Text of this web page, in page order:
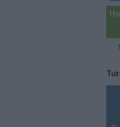
Il grande